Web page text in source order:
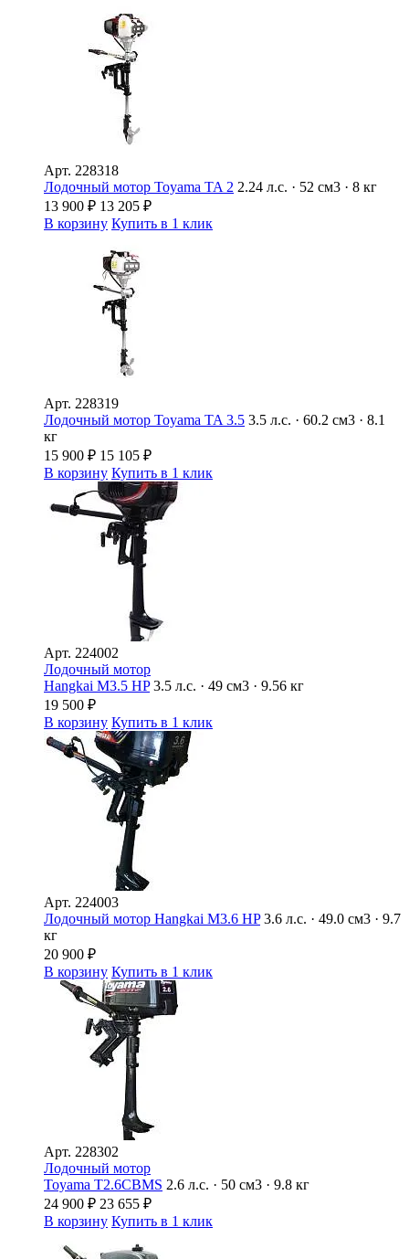
Арт. 228318
Лодочный мотор Toyama TA 2 2.24 л.с. · 52 см3 · 8 кг
13 900 ₽ 13 205 ₽
В корзину Купить в 1 клик
Арт. 228319
Лодочный мотор Toyama TA 3.5 3.5 л.с. · 60.2 см3 · 8.1
кг
15 900 ₽ 15 105 ₽
В корзину Купить в 1 клик
Арт. 224002
Лодочный мотор
Hangkai M3.5 HP 3.5 л.с. · 49 см3 · 9.56 кг
19 500 ₽
В корзину Купить в 1 клик
Арт. 224003
Лодочный мотор Hangkai M3.6 HP 3.6 л.с. · 49.0 см3 · 9.7
кг
20 900 ₽
В корзину Купить в 1 клик
Арт. 228302
Лодочный мотор
Toyama T2.6CBMS 2.6 л.с. · 50 см3 · 9.8 кг
24 900 ₽ 23 655 ₽
В корзину Купить в 1 клик